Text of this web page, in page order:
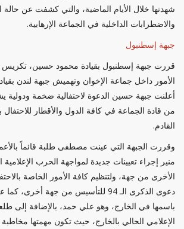
شهدتها خلال الأيام الماضية، والتي كشفت عن حالة
والاضطرابات الداخلية في الجماعة الإرهابية.
جبهة إسطنبول
قررت جبهة إسطنبول بقيادة محمود حسين، تكريس
الأمور داخل جماعة الإخوان وتهميش جبهة لندن
أعلنت جبهة حسين الدعوة لاحتفالية ضخمة ودولية
القادم.
وقررت الجبهة التي عينت مصطفى طلبة قائماً
منير إجراء تعيينات جديدة لمواجهة الحرب الإعلامية
الأخرى من جهة، ولتنظيم كافة الأمور الخاصة
دعوى الذكرى الـ 94 للتأسيس من جهة
باسمها في الخارج، وهو علي حمد، بالإضافة إلى
الإعلامي الحالي بالخارج، حيث تكون مهمتها مخاطبة